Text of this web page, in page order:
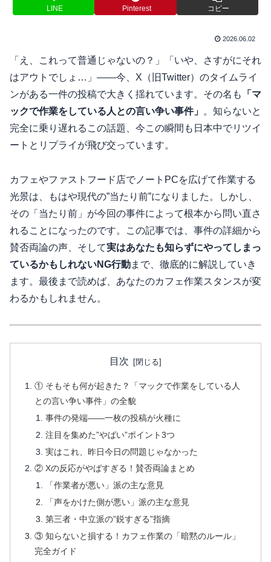
LINE Pinterest コピー
2026.06.02
「え、これって普通じゃないの？」「いや、さすがにそれ
はアウトでしょ…」——今、X（旧Twitter）のタイムライ
ンがある一件の投稿で大きく揺れています。その名も
「マ
ックで作業をしている人との言い争い事件」 。知らないと
完全に乗り遅れるこの話題、今この瞬間も日本中でリツイ
ートとリプライが飛び交っています。
カフェやファストフード店でノートPCを広げて作業する
光景は、もはや現代の”当たり前”になりました。しかし、
その「当たり前」が今回の事件によって根本から問い直さ
れることになったのです。この記事では、事件の詳細から
賛否両論の声、そして実はあなたも知らずにやってしまっ
ているかもしれないNG行動まで、徹底的に解説していき
ます。最後まで読めば、あなたのカフェ作業スタンスが変
わるかもしれません。
目次
① そもそも何が起きた？「マックで作業をしている人
との言い争い事件」の全貌
事件の発端——一枚の投稿が火種に
注目を集めた”やばい”ポイント3つ
実はこれ、昨日今日の問題じゃなかった
② Xの反応がやばすぎる！賛否両論まとめ
「作業者が悪い」派の主な意見
「声をかけた側が悪い」派の主な意見
第三者・中立派の”鋭すぎる”指摘
③ 知らないと損する！カフェ作業の「暗黙のルール」
完全ガイド